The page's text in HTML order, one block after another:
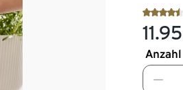
11.95
Anzahl